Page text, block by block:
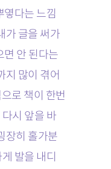
옇다는 느낌
가 글을 써가
면 안 된다는
지 많이 겪어
로 책이 한번
시 앞을 바
장히 홀가분
발을 내디